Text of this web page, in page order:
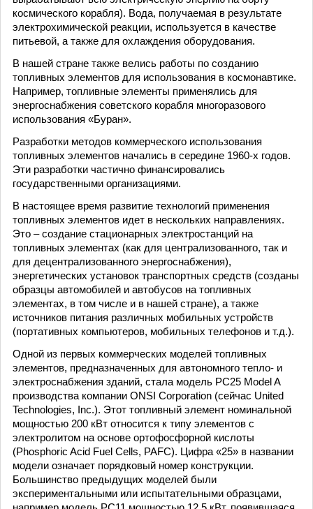
космического корабля). Вода, получаемая в результате
электрохимической реакции, используется в качестве
питьевой, а также для охлаждения оборудования.
В нашей стране также велись работы по созданию
топливных элементов для использования в космонавтике.
Например, топливные элементы применялись для
энергоснабжения советского корабля многоразового
использования «Буран».
Разработки методов коммерческого использования
топливных элементов начались в середине 1960-х годов.
Эти разработки частично финансировались
государственными организациями.
В настоящее время развитие технологий применения
топливных элементов идет в нескольких направлениях.
Это – создание стационарных электростанций на
топливных элементах (как для централизованного, так и
для децентрализованного энергоснабжения),
энергетических установок транспортных средств (созданы
образцы автомобилей и автобусов на топливных
элементах, в том числе и в нашей стране), а также
источников питания различных мобильных устройств
(портативных компьютеров, мобильных телефонов и т.д.).
Одной из первых коммерческих моделей топливных
элементов, предназначенных для автономного тепло- и
электроснабжения зданий, стала модель PC25 Model A
производства компании ONSI Corporation (сейчас United
Technologies, Inc.). Этот топливный элемент номинальной
мощностью 200 кВт относится к типу элементов с
электролитом на основе ортофосфорной кислоты
(Phosphoric Acid Fuel Cells, PAFC). Цифра «25» в названии
модели означает порядковый номер конструкции.
Большинство предыдущих моделей были
экспериментальными или испытательными образцами,